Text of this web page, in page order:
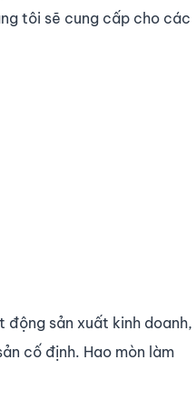
tôi sẽ cung cấp cho các
động sản xuất kinh doanh,
cố định. Hao mòn làm